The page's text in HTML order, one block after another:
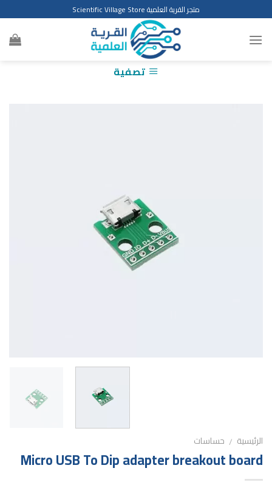
to
content
متجر القرية العلمية Scientific Village Store
تصفية
الرئيسية / حساسات
Micro USB To Dip adapter breakout board